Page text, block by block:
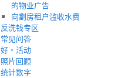
的物业广告
向劏房租户滥收水费
反洗钱专区
常见问答
好‧活动
照片回顾
统计数字